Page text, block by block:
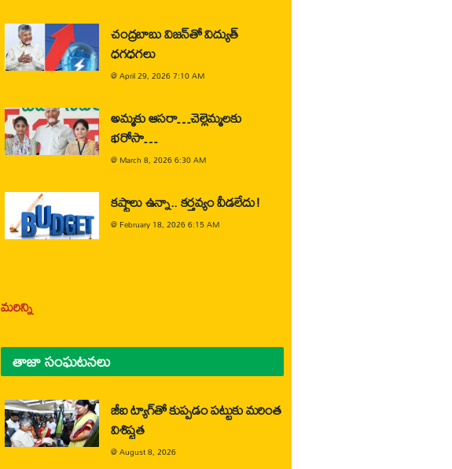
చంద్రబాబు విజన్‌తో విద్యుత్
ధగధగలు
@April 29, 2026 7:10 AM
అమ్మకు ఆసరా…చెల్లెమ్మలకు
భరోసా…
@ March 8, 2026 6:30 AM
కష్టాలు ఉన్నా.. కర్తవ్యం వీడలేదు!
@February 18, 2026 6:15 AM
మరిన్ని
తాజా సంఘటనలు
జీఐ ట్యాగ్‌తో కుప్పడం పట్టుకు మరింత
విశిష్టత
@August 8, 2026